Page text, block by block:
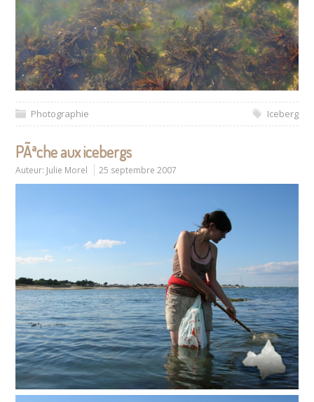
Photographie Iceberg
PÃªche aux icebergs
Auteur: Julie Morel 25 septembre 2007